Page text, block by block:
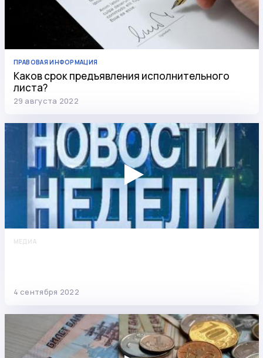
ПРАВОВАЯ ИНФОРМАЦИЯ
Каков срок предъявления исполнительного
листа?
29 августа 2022
МЕДИА
4 сентября 2022